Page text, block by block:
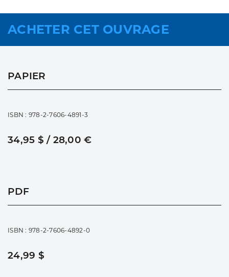
ACHETER CET OUVRAGE
PAPIER
ISBN : 978-2-7606-4891-3
34,95 $ / 28,00 €
PDF
ISBN : 978-2-7606-4892-0
24,99 $